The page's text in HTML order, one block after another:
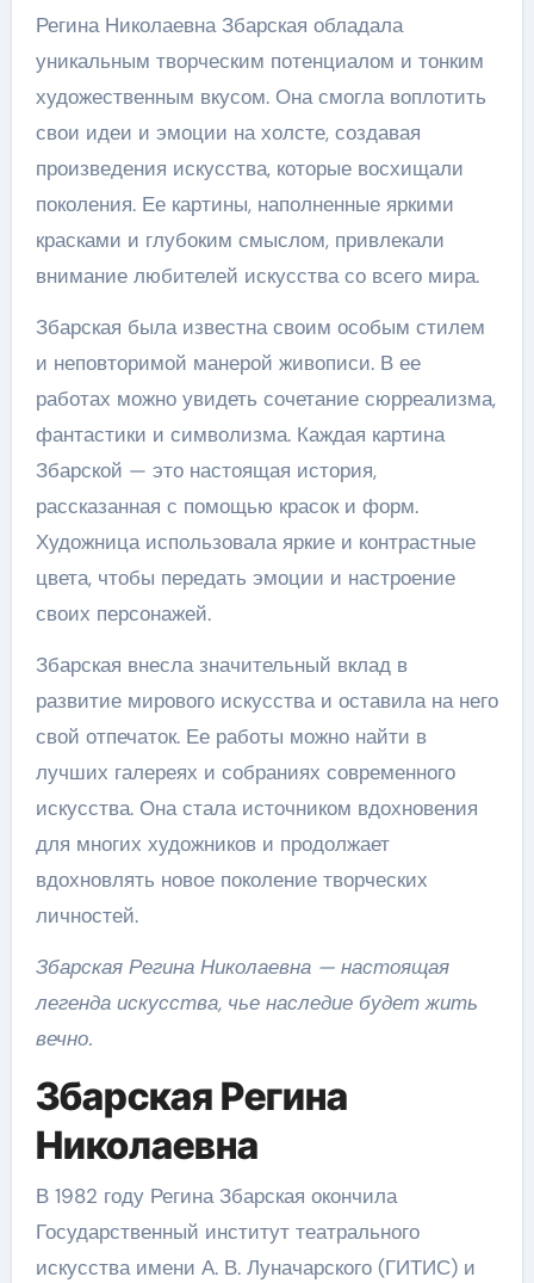
Регина Николаевна Збарская обладала
уникальным творческим потенциалом и тонким
художественным вкусом. Она смогла воплотить
свои идеи и эмоции на холсте, создавая
произведения искусства, которые восхищали
поколения. Ее картины, наполненные яркими
красками и глубоким смыслом, привлекали
внимание любителей искусства со всего мира.
Збарская была известна своим особым стилем
и неповторимой манерой живописи. В ее
работах можно увидеть сочетание сюрреализма,
фантастики и символизма. Каждая картина
Збарской — это настоящая история,
рассказанная с помощью красок и форм.
Художница использовала яркие и контрастные
цвета, чтобы передать эмоции и настроение
своих персонажей.
Збарская внесла значительный вклад в
развитие мирового искусства и оставила на него
свой отпечаток. Ее работы можно найти в
лучших галереях и собраниях современного
искусства. Она стала источником вдохновения
для многих художников и продолжает
вдохновлять новое поколение творческих
личностей.
Збарская Регина Николаевна — настоящая
легенда искусства, чье наследие будет жить
вечно.
Збарская Регина
Николаевна
В 1982 году Регина Збарская окончила
Государственный институт театрального
искусства имени А. В. Луначарского (ГИТИС) и